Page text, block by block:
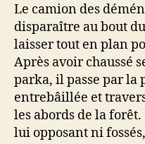
Le camion des
disparaître au bout
laisser tout en plan
Après avoir chaussé
parka, il passe par la
entrebâillée et
les abords de la
lui opposant ni